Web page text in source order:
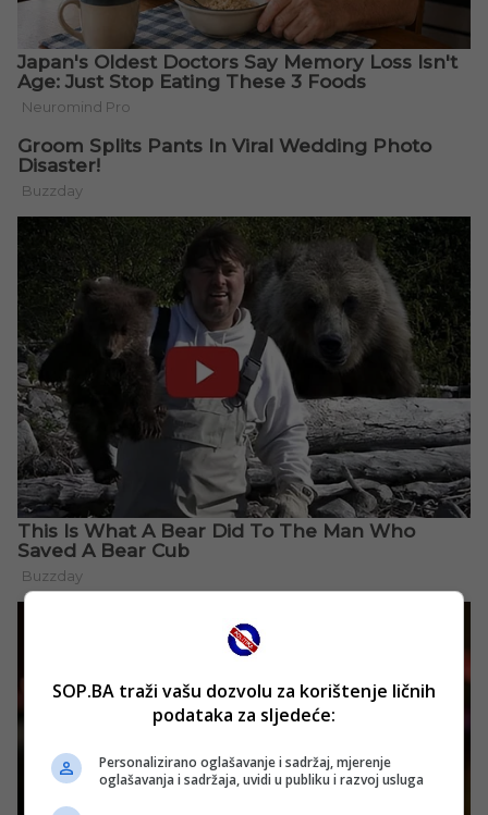
SOP.BA traži vašu dozvolu za korištenje ličnih
podataka za sljedeće:
Personalizirano oglašavanje i sadržaj, mjerenje
oglašavanja i sadržaja, uvidi u publiku i razvoj usluga